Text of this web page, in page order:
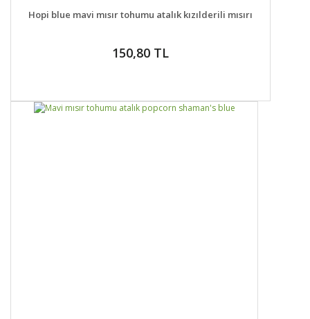
DETAYLAR SEPETE EKLE
Hopi blue mavi mısır tohumu atalık kızılderili mısırı
150,80 TL